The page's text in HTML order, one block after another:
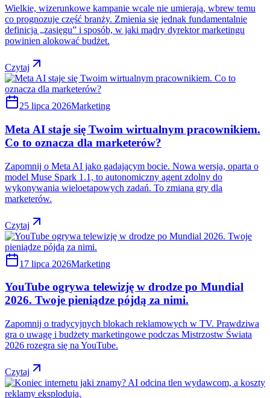
Wielkie, wizerunkowe kampanie wcale nie umierają, wbrew temu
co prognozuje część branży. Zmienia się jednak fundamentalnie
definicja „zasięgu” i sposób, w jaki mądry dyrektor marketingu
powinien alokować budżet.
Czytaj
25 lipca 2026Marketing
Meta AI staje się Twoim wirtualnym pracownikiem.
Co to oznacza dla marketerów?
Zapomnij o Meta AI jako gadającym bocie. Nowa wersja, oparta o
model Muse Spark 1.1, to autonomiczny agent zdolny do
wykonywania wieloetapowych zadań. To zmiana gry dla
marketerów.
Czytaj
17 lipca 2026Marketing
YouTube ogrywa telewizję w drodze po Mundial
2026. Twoje pieniądze pójdą za nimi.
Zapomnij o tradycyjnych blokach reklamowych w TV. Prawdziwa
gra o uwagę i budżety marketingowe podczas Mistrzostw Świata
2026 rozegra się na YouTube.
Czytaj